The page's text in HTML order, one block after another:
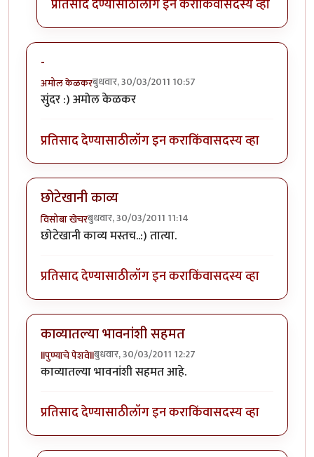
प्रतिसाद देण्यासाठीलॉग इन कराकिंवासदस्य व्हा
-
अमोल केळकरबुधवार, 30/03/2011 10:57
सुंदर :) अमोल केळकर
प्रतिसाद देण्यासाठीलॉग इन कराकिंवासदस्य व्हा
छोटेखानी काव्य
विसोबा खेचरबुधवार, 30/03/2011 11:14
छोटेखानी काव्य मस्तच..:) तात्या.
प्रतिसाद देण्यासाठीलॉग इन कराकिंवासदस्य व्हा
काव्यातल्या भावनांशी सहमत
llपुण्याचे पेशवेllबुधवार, 30/03/2011 12:27
काव्यातल्या भावनांशी सहमत आहे.
प्रतिसाद देण्यासाठीलॉग इन कराकिंवासदस्य व्हा